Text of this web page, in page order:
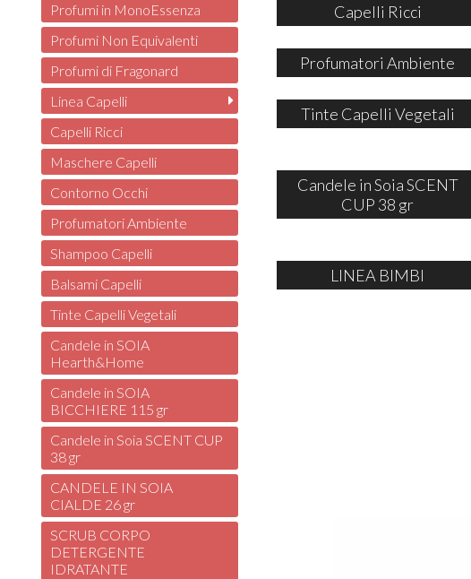
Capelli Ricci
Profumatori Ambiente
Tinte Capelli Vegetali
Candele in Soia SCENT
CUP 38 gr
LINEA BIMBI
Profumi in MonoEssenza
Profumi Non Equivalenti
Profumi di Fragonard
Linea Capelli
Capelli Ricci
Maschere Capelli
Contorno Occhi
Profumatori Ambiente
Shampoo Capelli
Balsami Capelli
Tinte Capelli Vegetali
Candele in SOIA
Hearth&Home
Candele in SOIA
BICCHIERE 115 gr
Candele in Soia SCENT CUP
38 gr
CANDELE IN SOIA
CIALDE 26 gr
SCRUB CORPO
DETERGENTE
IDRATANTE